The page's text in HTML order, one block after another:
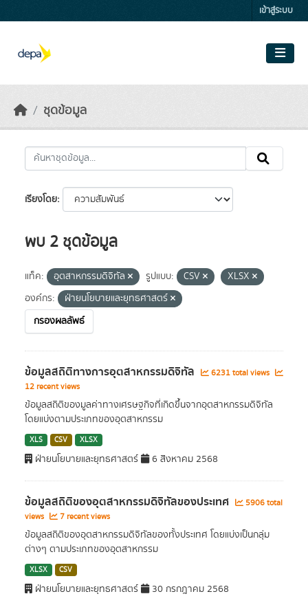
เข้าสู่ระบบ
ชุดข้อมูล
เรียงโดย
พบ 2 ชุดข้อมูล
แท็ค: อุตสาหกรรมดิจิทัล รูปแบบ: CSV
XLSX
องค์กร:
ฝ่ายนโยบายและยุทธศาสตร์
กรองผลลัพธ์
ข้อมูลสถิติทางการอุตสาหกรรมดิจิทัล
6231 total views
12 recent views
ข้อมูลสถิติของมูลค่าทางเศรษฐกิจที่เกิดขึ้นจากอุตสาหกรรมดิจิทัล
โดยแบ่งตามประเภทของอุตสาหกรรม
XLS CSV XLSX
ฝ่ายนโยบายและยุทธศาสตร์ 6 สิงหาคม 2568
ข้อมูลสถิติของอุตสาหกรรมดิจิทัลของประเทศ
5906 total
views
7 recent views
ข้อมูลสถิติของอุตสาหกรรมดิจิทัลของทั้งประเทศ โดยแบ่งเป็นกลุ่ม
ต่างๆ ตามประเภทของอุตสาหกรรม
XLSX CSV
ฝ่ายนโยบายและยุทธศาสตร์ 30 กรกฎาคม 2568